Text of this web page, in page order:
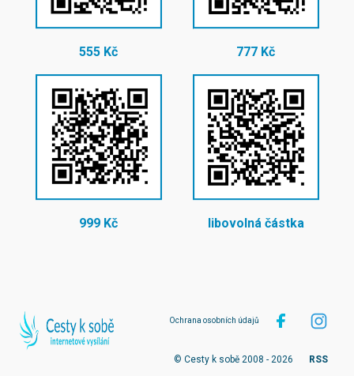
555 Kč 777 Kč
999 Kč libovolná částka
Ochrana osobních údajů
© Cesty k sobě 2008 - 2026 RSS